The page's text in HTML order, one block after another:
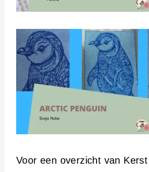
Voor een overzicht van Kerst